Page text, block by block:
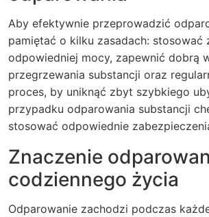
Aby efektywnie przeprowadzić
pamiętać o kilku zasadach: stosować
odpowiedniej mocy, zapewnić dobrą
przegrzewania substancji oraz
proces, by uniknąć zbyt szybkiego
przypadku odparowania substancji
stosować odpowiednie
Znaczenie
codziennego życia
Odparowanie zachodzi podczas